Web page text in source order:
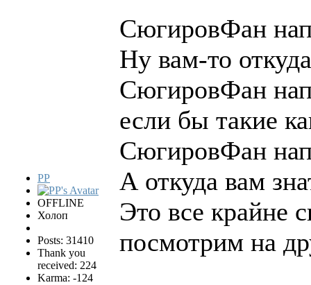
PP
OFFLINE
Холоп
Posts: 31410
Thank you
received: 224
Karma: -124
СюгировФан
Ну вам-то
СюгировФан
если бы такие
СюгировФан
А откуда вам
Это все крайне
посмотрим на